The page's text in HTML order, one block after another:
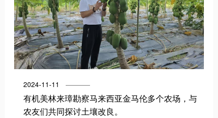
2024-11-11
有机美林来璋勘察马来西亚金马伦多个农场，与
农友们共同探讨土壤改良。